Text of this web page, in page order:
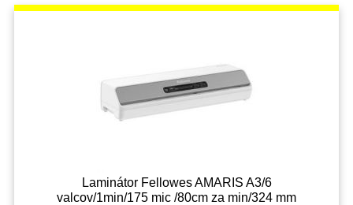
Laminátor Fellowes AMARIS A3/6
valcov/1min/175 mic /80cm za min/324 mm